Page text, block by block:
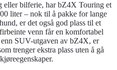
eller bilferie, har bZ4X Touring et
liter – nok til å pakke for lange
er det også god plass til et
venn får en komfortabel
SUV-utgaven av bZ4X, er
trenger ekstra plass uten å gå